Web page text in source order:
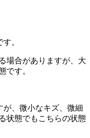
。
場合がありますが、大
です。
、微小なキズ、微細
状態でもこちらの状態